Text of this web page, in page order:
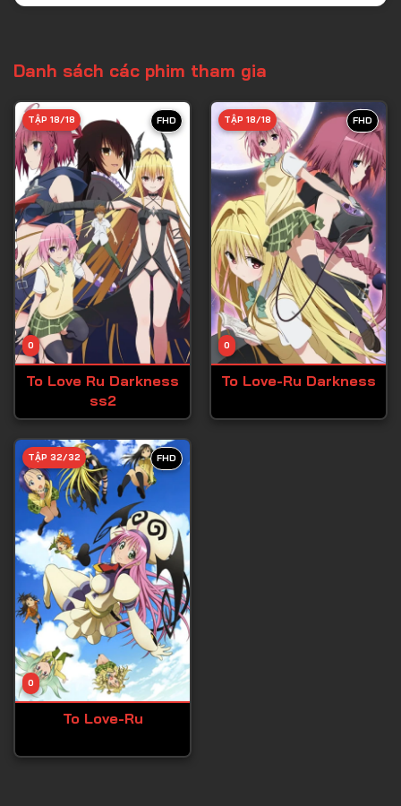
Danh sách các phim tham gia
FHD
0
TẬP 18/18
To Love Ru Darkness
ss2
FHD
0
TẬP 18/18
To Love-Ru Darkness
FHD
0
TẬP 32/32
To Love-Ru